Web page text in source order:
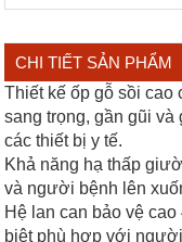
CHI TIẾT SẢN PHẨM
Thiết kế ốp gỗ sồi cao
sang trọng, gần gũi
các thiết bị y tế.
Khả năng hạ thấp
và người bệnh lên
Hệ lan can bảo vệ
biệt phù hợp với